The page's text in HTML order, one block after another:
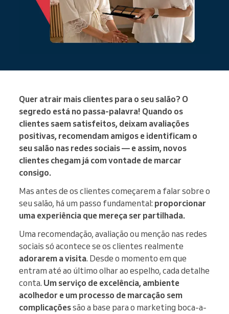
Quer atrair mais clientes para o seu salão? O
segredo está no passa-palavra! Quando os
clientes saem satisfeitos, deixam avaliações
positivas, recomendam amigos e identificam o
seu salão nas redes sociais — e assim, novos
clientes chegam já com vontade de marcar
consigo.
Mas antes de os clientes começarem a falar sobre o
seu salão, há um passo fundamental: proporcionar
uma experiência que mereça ser partilhada.
Uma recomendação, avaliação ou menção nas redes
sociais só acontece se os clientes realmente
adorarem a visita. Desde o momento em que
entram até ao último olhar ao espelho, cada detalhe
conta. Um serviço de excelência, ambiente
acolhedor e um processo de marcação sem
complicaçõessão a base para o marketing boca-a-